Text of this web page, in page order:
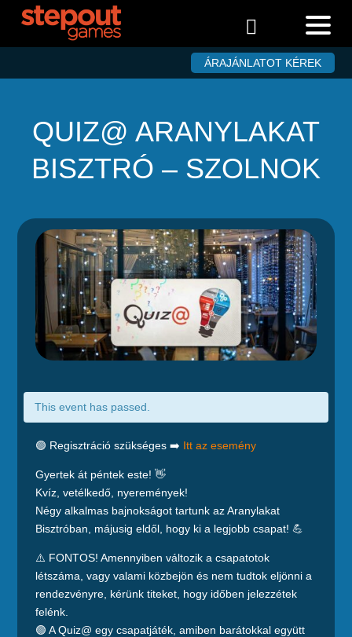

ÁRAJÁNLATOT KÉREK
QUIZ@ ARANYLAKAT
BISZTRÓ – SZOLNOK
This event has passed.
🟢 Regisztráció szükséges ➡️ Itt az esemény
Gyertek át péntek este! 👋
Kvíz, vetélkedő, nyeremények!
Négy alkalmas bajnokságot tartunk az Aranylakat
Bisztróban, májusig eldől, hogy ki a legjobb csapat! 💪
⚠️ FONTOS! Amennyiben változik a csapatotok
létszáma, vagy valami közbejön és nem tudtok eljönni a
rendezvényre, kérünk titeket, hogy időben jelezzétek
felénk.
🟢 A Quiz@ egy csapatjáték, amiben barátokkal együtt